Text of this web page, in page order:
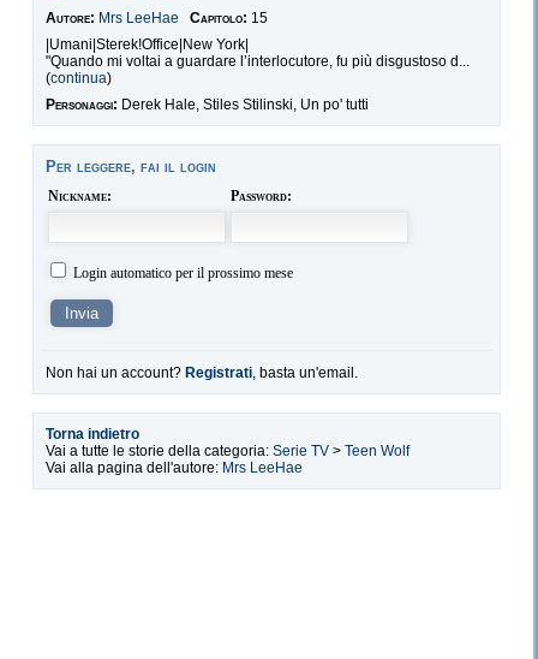
Autore: Mrs LeeHae Capitolo: 15
|Umani|Sterek!Office|New York|
"Quando mi voltai a guardare l’interlocutore, fu più disgustoso d...
(continua)
Personaggi: Derek Hale, Stiles Stilinski, Un po' tutti
Per leggere, fai il login
Nickname: Password:
Login automatico per il prossimo mese
Non hai un account? Registrati, basta un'email.
Torna indietro
Vai a tutte le storie della categoria: Serie TV > Teen Wolf
Vai alla pagina dell'autore: Mrs LeeHae